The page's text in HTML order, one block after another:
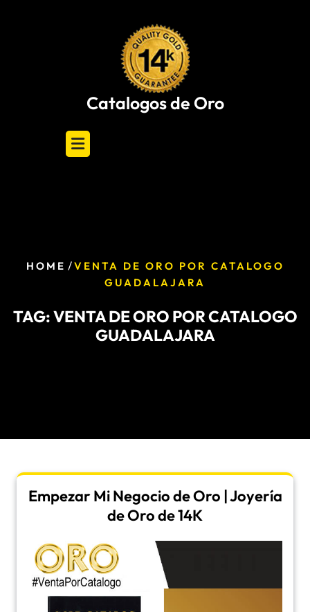
Catalogos de Oro
HOME /VENTA DE ORO POR CATALOGO
GUADALAJARA
TAG:VENTA DE ORO POR CATALOGO
GUADALAJARA
Empezar Mi Negocio de Oro | Joyería
de Oro de 14K